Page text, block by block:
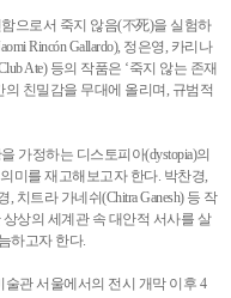
으로서 죽지 않음(不死)을 실험하
Rincón Gallardo), 정은영, 카리나
Ate) 등의 작품은 ‘죽지 않는 존재
의 친밀감을 무대에 올리며, 규범적
가정하는 디스토피아(dystopia)의
미를 재고해보고자 한다. 박찬경,
치트라 가네쉬(Chitra Ganesh) 등 작
상의 세계관 속 대안적 서사를 살
하고자 한다.
술관 서울에서의 전시 개막 이후 4